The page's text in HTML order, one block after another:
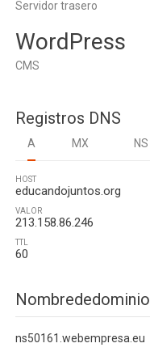
Servidor trasero
WordPress
CMS
Registros DNS
A MX NS
HOST
educandojuntos.org
VALOR
213.158.86.246
TTL
60
Nombrededominio
ns50161.webempresa.eu